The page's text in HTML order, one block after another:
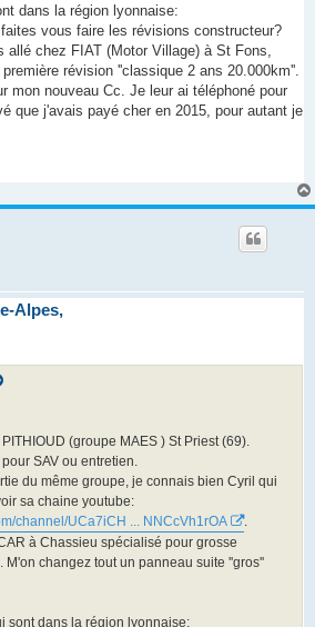
dans la région lyonnaise:
vous faire les révisions constructeur?
allé chez FIAT (Motor Village) à St Fons,
révision ''classique 2 ans 20.000km''.
mon nouveau Cc. Je leur ai téléphoné pour
que j'avais payé cher en 2015, pour autant je
Alpes,
(groupe MAES ) St Priest (69).
SAV ou entretien.
du même groupe, je connais bien Cyril qui
sa chaine youtube:
channel/UCa7iCH ... NNCcVh1rOA
.
à Chassieu spécialisé pour grosse
M'on changez tout un panneau suite ''gros''
sont dans la région lyonnaise: